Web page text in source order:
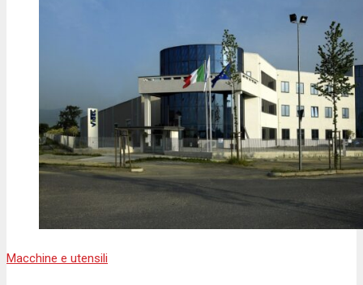
Macchine e utensili